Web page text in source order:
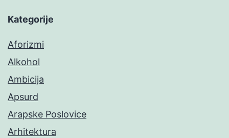
Kategorije
Aforizmi
Alkohol
Ambicija
Apsurd
Arapske Poslovice
Arhitektura